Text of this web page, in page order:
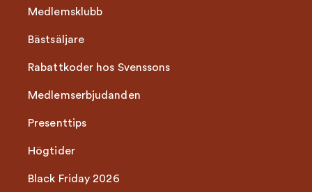
Medlemsklubb
Bästsäljare
Rabattkoder hos Svenssons
Medlemserbjudanden
Presenttips
Högtider
Black Friday 2026